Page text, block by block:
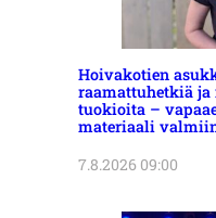
Hoivakotien
raamattuhetkiä
tuokioita –
materiaali
7.8.2026 09:00